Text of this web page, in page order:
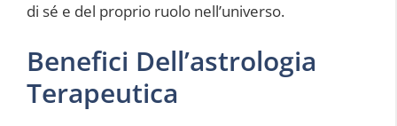
di sé e del proprio ruolo nell’universo.
Benefici Dell’astrologia
Terapeutica